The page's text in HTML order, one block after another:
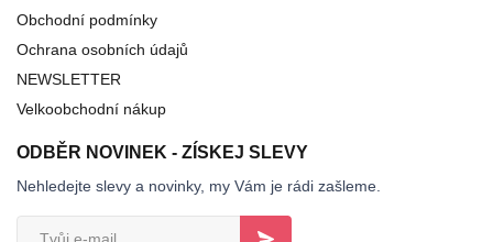
Obchodní podmínky
Ochrana osobních údajů
NEWSLETTER
Velkoobchodní nákup
ODBĚR NOVINEK - ZÍSKEJ SLEVY
Nehledejte slevy a novinky, my Vám je rádi zašleme.